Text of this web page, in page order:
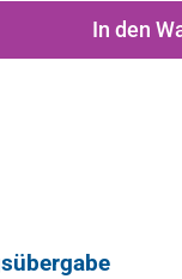
ein oder benutze die
In den